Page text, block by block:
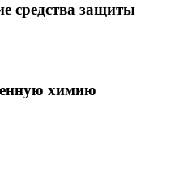
средства защиты
химию